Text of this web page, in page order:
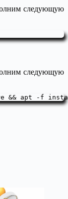
следующую
следующую
&& apt -f